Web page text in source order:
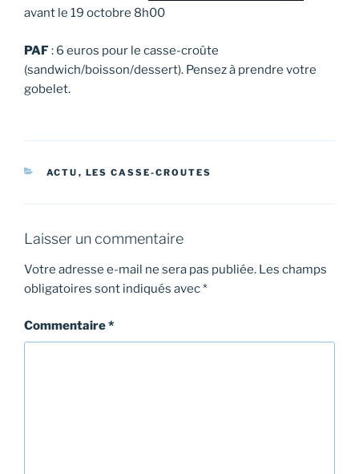
avant le 19 octobre 8h00
PAF: 6 euros pour le casse-croûte
(sandwich/boisson/dessert). Pensez à prendre votre
gobelet.
CATÉGORIES
ACTU , LES CASSE-CROUTES
Laisser un commentaire
Votre adresse e-mail ne sera pas publiée. Les champs
obligatoires sont indiqués avec*
Commentaire*